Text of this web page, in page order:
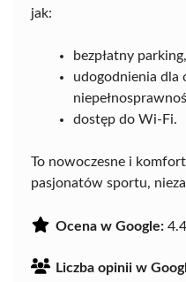
jak:
bezpłatny parking,
udogodnienia dla
dostęp do Wi-Fi.
To nowoczesne i
pasjonatów sportu,
Ocena w Google: 4.4
Liczba opinii w